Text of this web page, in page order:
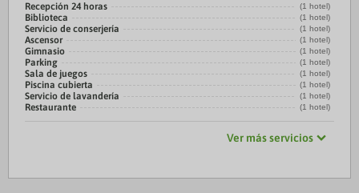
Recepción 24 horas (1 hotel)
Biblioteca (1 hotel)
Servicio de conserjería (1 hotel)
Ascensor (1 hotel)
Gimnasio (1 hotel)
Parking (1 hotel)
Sala de juegos (1 hotel)
Piscina cubierta (1 hotel)
Servicio de lavandería (1 hotel)
Restaurante (1 hotel)
Ver más servicios